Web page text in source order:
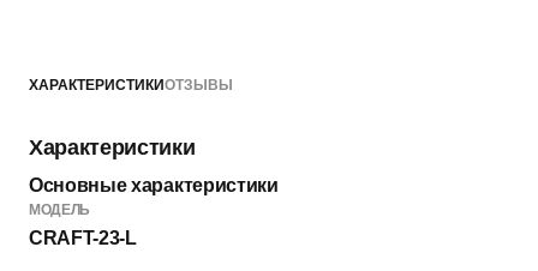
ХАРАКТЕРИСТИКИОТЗЫВЫ
Характеристики
Основные характеристики
МОДЕЛЬ
CRAFT-23-L